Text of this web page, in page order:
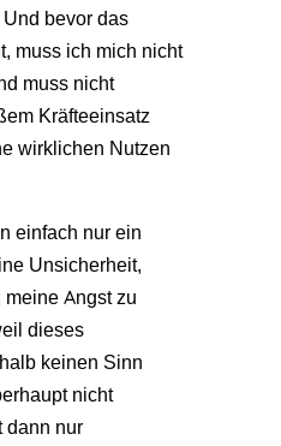
bevor das
muss ich mich nicht
muss nicht
Kräfteeinsatz
wirklichen Nutzen
einfach nur ein
Unsicherheit,
Angst zu
dieses
keinen Sinn
nicht
dann nur